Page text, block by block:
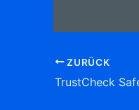
ZURÜCK